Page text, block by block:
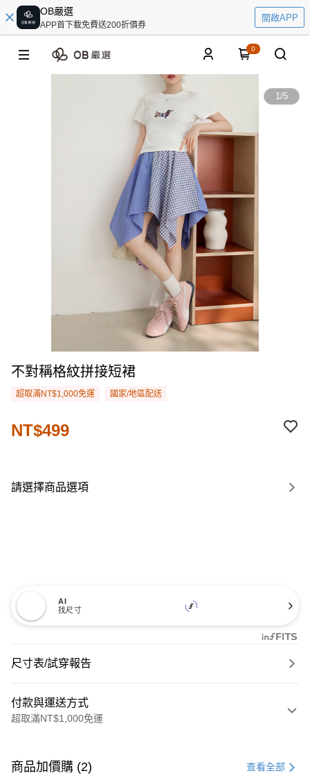
OB嚴選
APP首下載免費送200折價券
開啟APP
0
1/5
不對稱格紋拼接短裙
超取滿NT$1,000免運 國家/地區配送
NT$499
請選擇商品選項
AI
找尺寸
尺寸表/試穿報告
付款與運送方式
超取滿NT$1,000免運
信用卡一次付款
商品加價購 (2) 查看全部